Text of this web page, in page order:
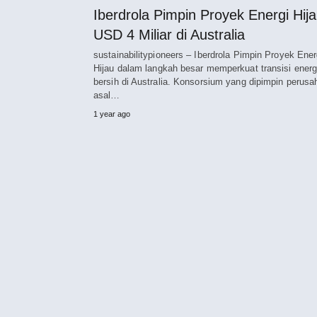
Iberdrola Pimpin Proyek Energi
USD 4 Miliar di Australia
sustainabilitypioneers – Iberdrola Pimpin Proyek
Hijau dalam langkah besar memperkuat transisi
bersih di Australia. Konsorsium yang dipimpin
asal…
1 year ago